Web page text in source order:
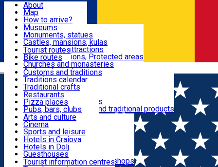
Română
Attractions
Routes
Customs, Traditions
Food & Drinks
Leisure & Fun
Accommodation
Useful
About
Map
How to arrive?
Recommendations
Tourist attractions
News
Museums
Monuments, statues
Castles, mansions, kulas
Architectural attractions
Natural attractions, Protected areas
Churches and monasteries
Archaeological sites
Parks and gardens
Tourist routes
Bike routes
Customs and traditions
Traditions calendar
Traditional crafts
Traditional cuisine
Wineries and vineyards
Local manufacturers and traditional products
Restaurants
Pizza places
Pubs, bars, clubs
Cafes and teahouses
Sweets and ice cream
Fast-food
Arts and culture
Cinema
Sports and leisure
Horse riding
Swimming pools
Zoo
Shopping, souvenirs, bookshops
Hotels in Craiova
Hotels in Dolj
Guesthouses
Villas
Tourist information centres